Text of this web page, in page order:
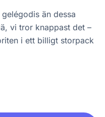
än dessa
vi tror knappast det –
i ett billigt storpack